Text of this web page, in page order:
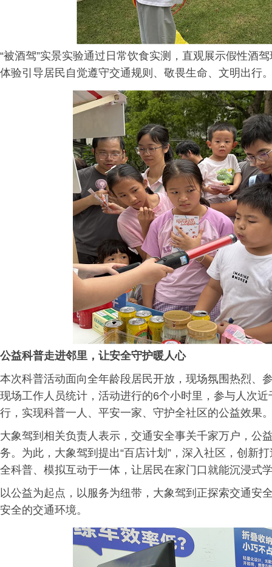
“被酒驾”实景实验通过日常饮食实测，直观展示假性酒
体验引导居民自觉遵守交通规则、敬畏生命、文明出行
公益科普走进邻里， 让安全守护暖人心
本次科普活动面向全年龄段居民开放，现场氛围热烈、
现场工作人员统计，活动进行的6个小时里，参与人次
行，实现科普一人、平安一家、守护全社区的公益效果
大象驾到相关负责人表示，交通安全事关千家万户，公
务。为此，大象驾到提出“百店计划”，深入社区，创新
全科普、模拟互动于一体，让居民在家门口就能沉浸式
以公益为起点，以服务为纽带，大象驾到正探索交通安
安全的交通环境。